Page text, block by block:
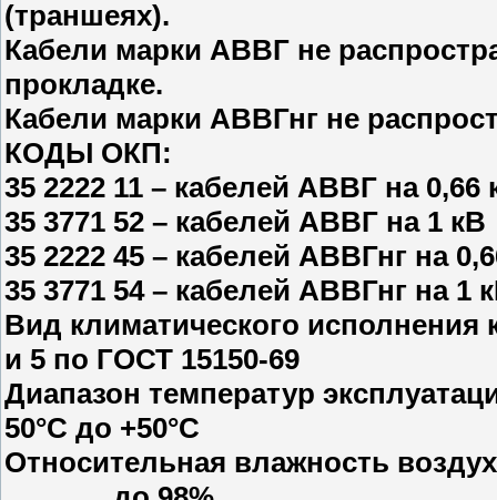
(траншеях).
Кабели марки АВВГ не
прокладке.
Кабели марки АВВГнг не
КОДЫ ОКП:
35 2222 11 – кабелей АВВГ на 0,66
35 3771 52 – кабелей АВВГ на 1 кВ
35 2222 45 – кабелей АВВГнг на
35 3771 54 – кабелей АВВГнг
Вид климатического исполнения
и 5 по ГОСТ 15150-69
Диапазон температур
50°С до +50°С
Относительная влажность